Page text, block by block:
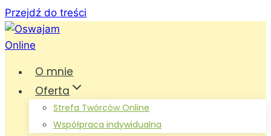
Przejdź do treści
O mnie
Oferta
Strefa Twórców Online
Współpraca indywidualna